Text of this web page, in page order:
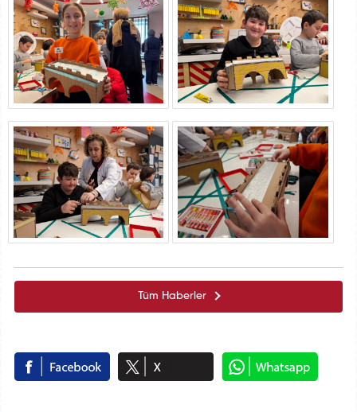
Tüm Haberler